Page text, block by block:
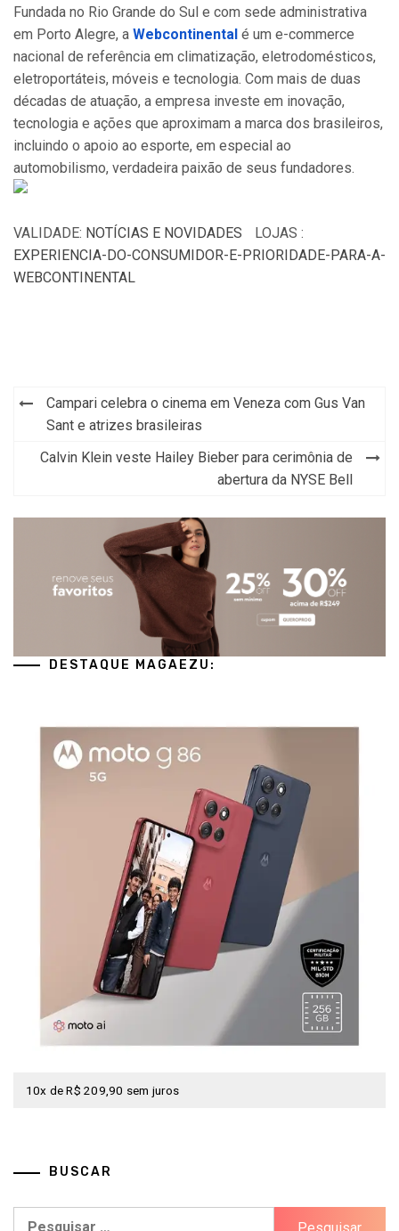
Fundada no Rio Grande do Sul e com sede administrativa
em Porto Alegre, a Webcontinental é um e-commerce
nacional de referência em climatização, eletrodomésticos,
eletroportáteis, móveis e tecnologia. Com mais de duas
décadas de atuação, a empresa investe em inovação,
tecnologia e ações que aproximam a marca dos brasileiros,
incluindo o apoio ao esporte, em especial ao
automobilismo, verdadeira paixão de seus fundadores.
VALIDADE: NOTÍCIAS E NOVIDADES
LOJAS :
EXPERIENCIA-DO-CONSUMIDOR-E-PRIORIDADE-PARA-A-
WEBCONTINENTAL
Navegação
de
Campari celebra o cinema em Veneza com Gus Van
Sant e atrizes brasileiras
Calvin Klein veste Hailey Bieber para cerimônia de
abertura da NYSE Bell
DESTAQUE MAGAEZU:
10x de R$ 209,90 sem juros
BUSCAR
Pesquisar